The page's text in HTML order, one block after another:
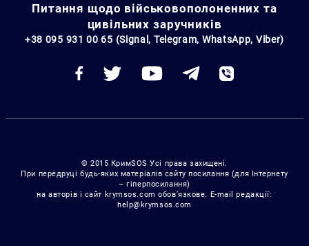
Питання щодо військовополоненних та
цивільних заручників
+38 095 931 00 65 (Signal, Telegram, WhatsApp, Viber)
© 2015 КримSOS Усі права захищені.
При передруці будь-яких матеріалів сайту посилання (для Інтернету
– гіперпосилання)
на авторів і сайт krymsos.com обов’язкове. E-mail редакції:
help@krymsos.com